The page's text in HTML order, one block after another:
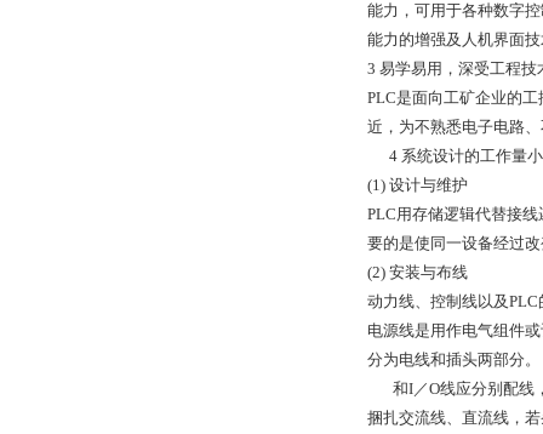
能力，可用于各种数字
能力的增强及人机界面
3 易学易用，深受工程技
PLC是面向工矿企业的
近，为不熟悉电子电路
4 系统设计的工作量
(1) 设计与维护
PLC用存储逻辑代替接
要的是使同一设备经过
(2) 安装与布线
动力线、控制线以及PLC
电源线是用作电气组件
分为电线和插头两部分。
和I／O线应分别配线，
捆扎交流线、直流线，